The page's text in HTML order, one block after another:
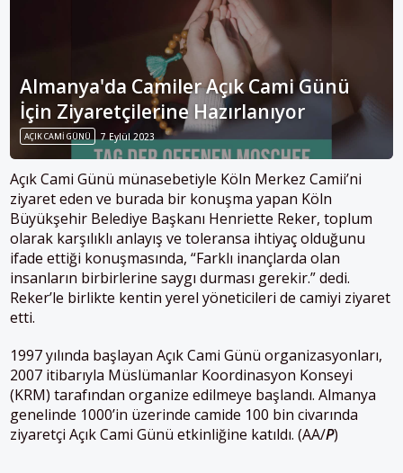
Almanya'da Camiler Açık Cami Günü
İçin Ziyaretçilerine Hazırlanıyor
AÇIK CAMI GÜNÜ 7 Eylül 2023
Açık Cami Günü münasebetiyle Köln Merkez Camii’ni
ziyaret eden ve burada bir konuşma yapan Köln
Büyükşehir Belediye Başkanı Henriette Reker, toplum
olarak karşılıklı anlayış ve toleransa ihtiyaç olduğunu
ifade ettiği konuşmasında, “Farklı inançlarda olan
insanların birbirlerine saygı durması gerekir.” dedi.
Reker’le birlikte kentin yerel yöneticileri de camiyi ziyaret
etti.
1997 yılında başlayan Açık Cami Günü organizasyonları,
2007 itibarıyla Müslümanlar Koordinasyon Konseyi
(KRM) tarafından organize edilmeye başlandı. Almanya
genelinde 1000’in üzerinde camide 100 bin civarında
ziyaretçi Açık Cami Günü etkinliğine katıldı. (AA/P)